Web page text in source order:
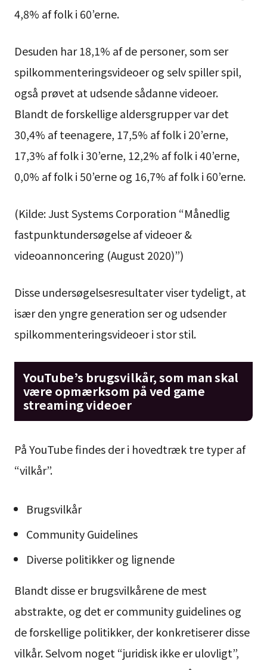
4,8% af folk i 60’erne.
Desuden har 18,1% af de personer, som ser
spilkommenteringsvideoer og selv spiller spil,
også prøvet at udsende sådanne videoer.
Blandt de forskellige aldersgrupper var det
30,4% af teenagere, 17,5% af folk i 20’erne,
17,3% af folk i 30’erne, 12,2% af folk i 40’erne,
0,0% af folk i 50’erne og 16,7% af folk i 60’erne.
(Kilde: Just Systems Corporation “Månedlig
fastpunktundersøgelse af videoer &
videoannoncering (August 2020)”)
Disse undersøgelsesresultater viser tydeligt, at
især den yngre generation ser og udsender
spilkommenteringsvideoer i stor stil.
YouTube’s brugsvilkår, som man skal
være opmærksom på ved game
streaming videoer
På YouTube findes der i hovedtræk tre typer af
“vilkår”.
Brugsvilkår
Community Guidelines
Diverse politikker og lignende
Blandt disse er brugsvilkårene de mest
abstrakte, og det er community guidelines og
de forskellige politikker, der konkretiserer disse
vilkår. Selvom noget “juridisk ikke er ulovligt”,